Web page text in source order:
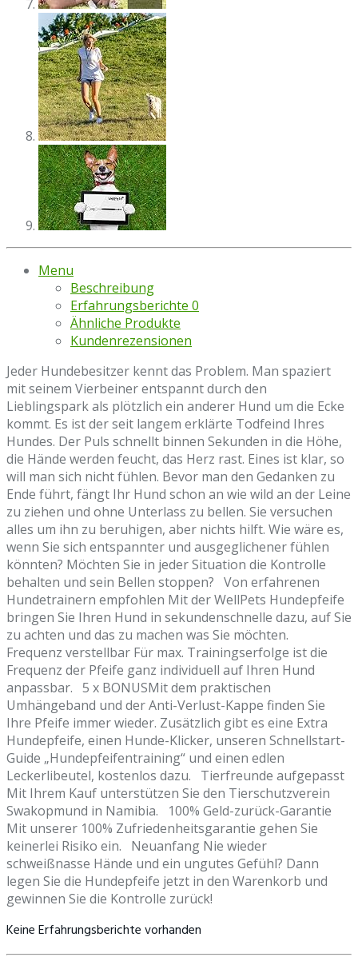
Menu
Beschreibung
Erfahrungsberichte 0
Ähnliche Produkte
Kundenrezensionen
Jeder Hundebesitzer kennt das Problem. Man spaziert
mit seinem Vierbeiner entspannt durch den
Lieblingspark als plötzlich ein anderer Hund um die Ecke
kommt. Es ist der seit langem erklärte Todfeind Ihres
Hundes. Der Puls schnellt binnen Sekunden in die Höhe,
die Hände werden feucht, das Herz rast. Eines ist klar, so
will man sich nicht fühlen. Bevor man den Gedanken zu
Ende führt, fängt Ihr Hund schon an wie wild an der Leine
zu ziehen und ohne Unterlass zu bellen. Sie versuchen
alles um ihn zu beruhigen, aber nichts hilft. Wie wäre es,
wenn Sie sich entspannter und ausgeglichener fühlen
könnten? Möchten Sie in jeder Situation die Kontrolle
behalten und sein Bellen stoppen? Von erfahrenen
Hundetrainern empfohlen Mit der WellPets Hundepfeife
bringen Sie Ihren Hund in sekundenschnelle dazu, auf Sie
zu achten und das zu machen was Sie möchten.
Frequenz verstellbar Für max. Trainingserfolge ist die
Frequenz der Pfeife ganz individuell auf Ihren Hund
anpassbar. 5 x BONUSMit dem praktischen
Umhängeband und der Anti-Verlust-Kappe finden Sie
Ihre Pfeife immer wieder. Zusätzlich gibt es eine Extra
Hundepfeife, einen Hunde-Klicker, unseren Schnellstart-
Guide „Hundepfeifentraining“ und einen edlen
Leckerlibeutel, kostenlos dazu. Tierfreunde aufgepasst
Mit Ihrem Kauf unterstützen Sie den Tierschutzverein
Swakopmund in Namibia. 100% Geld-zurück-Garantie
Mit unserer 100% Zufriedenheitsgarantie gehen Sie
keinerlei Risiko ein. Neuanfang Nie wieder
schweißnasse Hände und ein ungutes Gefühl? Dann
legen Sie die Hundepfeife jetzt in den Warenkorb und
gewinnen Sie die Kontrolle zurück!
Keine Erfahrungsberichte vorhanden